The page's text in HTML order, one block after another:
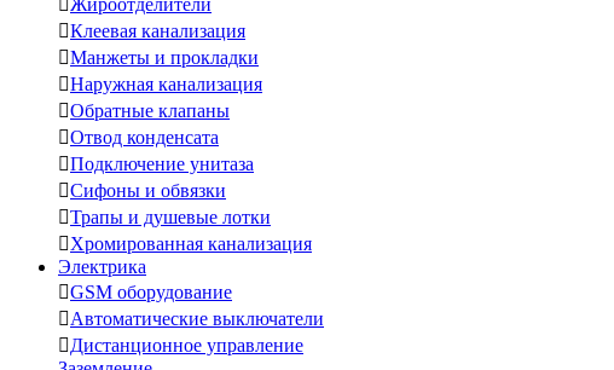
Жироотделители
Клеевая канализация
Манжеты и прокладки
Наружная канализация
Обратные клапаны
Отвод конденсата
Подключение унитаза
Сифоны и обвязки
Трапы и душевые лотки
Хромированная канализация
Электрика
GSM оборудование
Автоматические выключатели
Дистанционное управление